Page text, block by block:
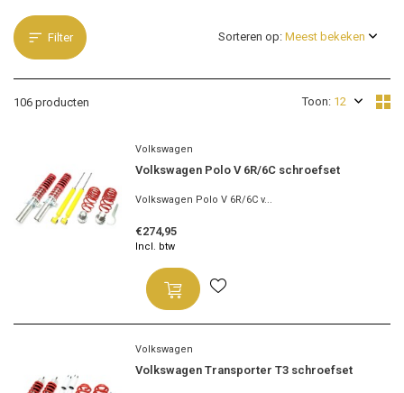
Filter
106 producten Toon:
Sorteren op:
Volkswagen
Volkswagen Polo V 6R/6C schroefset
Volkswagen Polo V 6R/6C v...
€274,95
Incl. btw
Volkswagen
Volkswagen Transporter T3 schroefset